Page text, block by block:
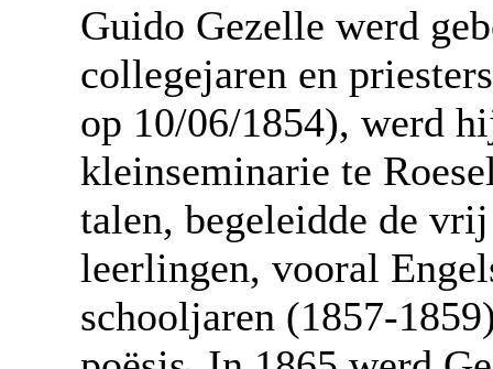
Guido Gezelle werd
collegejaren en
op 10/06/1854), werd
kleinseminarie te
talen, begeleidde de
leerlingen, vooral
schooljaren (1857-